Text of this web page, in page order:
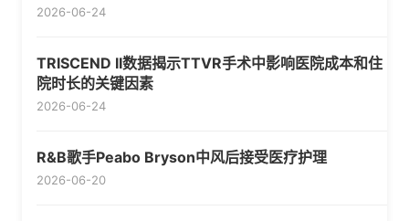
2026-06-24
TRISCEND II数据揭示TTVR手术中影响医院成本和住
院时长的关键因素
2026-06-24
R&B歌手Peabo Bryson中风后接受医疗护理
2026-06-20